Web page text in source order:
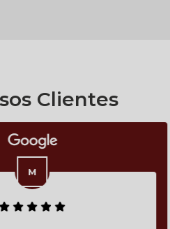
Clientes